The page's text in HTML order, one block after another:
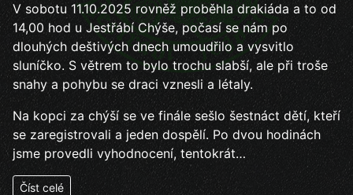
V sobotu 11.10.2025 rovněž proběhla drakiáda a to od
14,00 hod u Jestřábí Chýše, počasí se nám po
dlouhých deštivých dnech umoudřilo a vysvitlo
sluníčko. S větrem to bylo trochu slabší, ale při troše
snahy a pohybu se draci vznesli a létaly.
Na kopci za chýší se ve finále sešlo šestnáct dětí, kteří
se zaregistrovali a jeden dospělí. Po dvou hodinách
jsme provedli vyhodnocení, tentokrát…
Číst celé